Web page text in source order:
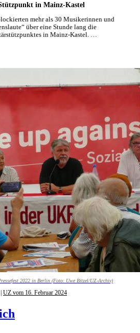
in Mainz-Kastel
mehr als 30 Musikerinnen und
über eine Stunde lang die
in Mainz-Kastel. …
2022 in Berlin (Foto: Uwe Bitzel/UZ-Archiv)
UZ vom 16. Februar 2024